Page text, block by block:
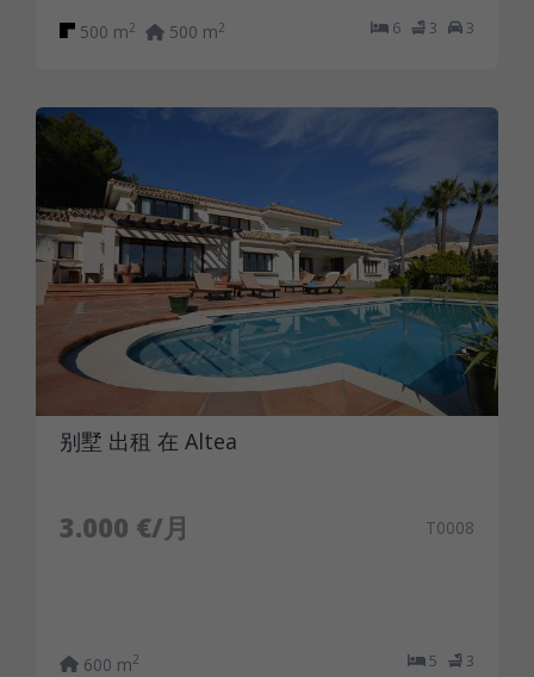
6 3 3
500 m2 500 m2
别墅 出租 在 Altea
3.000 €/月 T0008
5 3
600 m2